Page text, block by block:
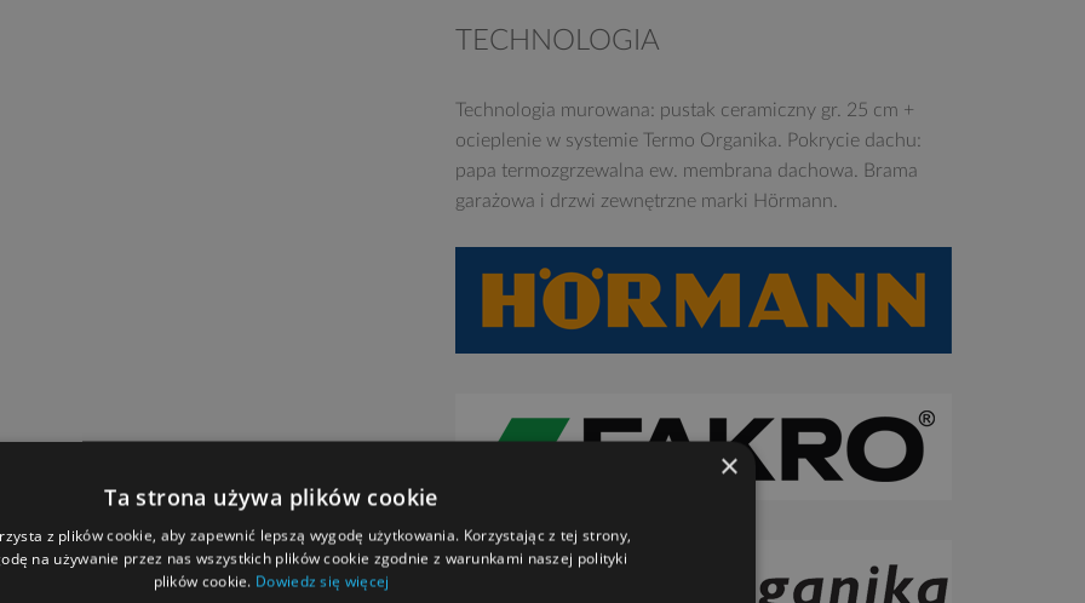
TECHNOLOGIA
Technologia murowana: pustak ceramiczny gr. 25 cm +
ocieplenie w systemie Termo Organika. Pokrycie dachu:
papa termozgrzewalna ew. membrana dachowa. Brama
garażowa i drzwi zewnętrzne marki Hörmann.
×
Ta strona używa plików cookie
z plików cookie, aby zapewnić lepszą wygodę użytkowania. Korzystając z tej strony,
na używanie przez nas wszystkich plików cookie zgodnie z warunkami naszej polityki
plików cookie. Dowiedz się więcej